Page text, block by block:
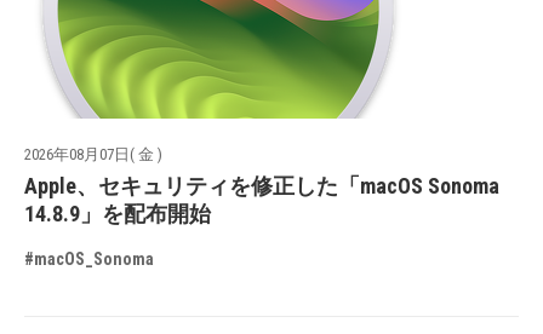
2026年08月07日( 金 )
Apple、セキュリティを修正した「macOS Sonoma
14.8.9」を配布開始
#macOS_Sonoma